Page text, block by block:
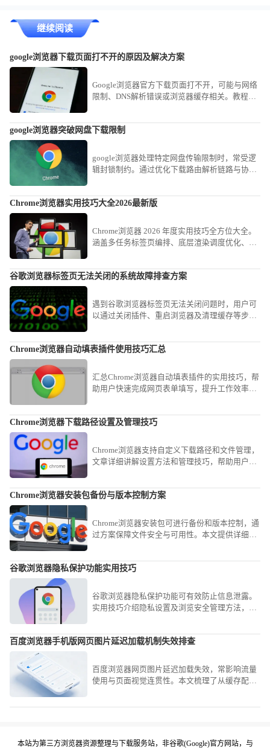
继续阅读
google浏览器下载页面打不开的原因及解决方案
Google浏览器官方下载页面打不开，可能与网络
限制、DNS解析错误或浏览器缓存相关。教程分
google浏览器突破网盘下载限制
google浏览器处理特定网盘传输限制时，常受逻
辑封锁制约。通过优化下载路由解析链路与协议
Chrome浏览器实用技巧大全2026最新版
Chrome浏览器 2026 年度实用技巧全方位大全。
涵盖多任务标签页编排、底层渲染调度优化、高
办公的全面生产力跃升。
谷歌浏览器标签页无法关闭的系统故障排查方案
遇到谷歌浏览器标签页无法关闭问题时，用户可
以通过关闭插件、重启浏览器及清理缓存等步骤
Chrome浏览器自动填表插件使用技巧汇总
汇总Chrome浏览器自动填表插件的实用技巧，帮
助用户快速完成网页表单填写，提升工作效率，
Chrome浏览器下载路径设置及管理技巧
Chrome浏览器支持自定义下载路径和文件管理，
文章详细讲解设置方法和管理技巧，帮助用户高
Chrome浏览器安装包备份与版本控制方案
Chrome浏览器安装包可进行备份和版本控制，通
过方案保障文件安全与可用性。本文提供详细操
谷歌浏览器隐私保护功能实用技巧
谷歌浏览器隐私保护功能可有效防止信息泄露。
实用技巧介绍隐私设置及浏览安全管理方法，让
百度浏览器手机版网页图片延迟加载机制失效排查
百度浏览器网页图片延迟加载失效，常影响流量
使用与页面视觉连贯性。本文梳理了从缓存配置
本站为第三方浏览器资源整理与下载服务站，非谷歌(Google)官方网站，与